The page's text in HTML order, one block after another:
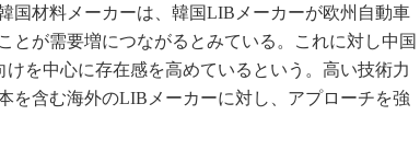
国材料メーカーは、韓国LIBメーカーが欧州自動車
とが需要増につながるとみている。これに対し中国
を中心に存在感を高めているという。高い技術力
を含む海外のLIBメーカーに対し、アプローチを強